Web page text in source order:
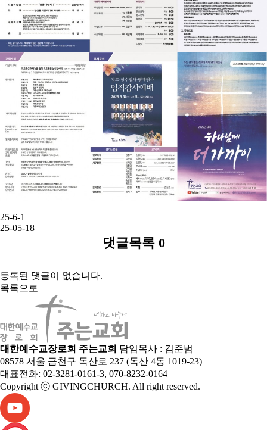
25-6-1
25-05-18
댓글목록 0
등록된 댓글이 없습니다.
목록으로
대한예수교장로회 주는교회 담임목사 : 김준범
08578 서울 금천구 독산로 237 (독산 4동 1019-23)
대표전화: 02-3281-0161-3, 070-8232-0164
Copyright ⓒ GIVINGCHURCH. All right reserved.